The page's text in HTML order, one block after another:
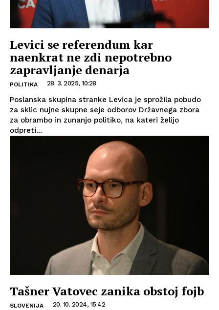
Levici se referendum kar
naenkrat ne zdi nepotrebno
zapravljanje denarja
POLITIKA 28. 3. 2025, 10:28
Poslanska skupina stranke Levica je sprožila pobudo
za sklic nujne skupne seje odborov Državnega zbora
za obrambo in zunanjo politiko, na kateri želijo
odpreti...
Tašner Vatovec zanika obstoj fojb
SLOVENIJA 20. 10. 2024, 15:42